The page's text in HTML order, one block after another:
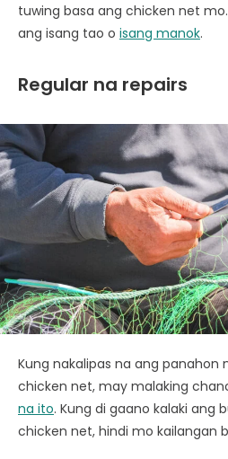
tuwing basa ang chicken net
ang isang tao o isang manok.
Regular na repairs
Kung nakalipas na ang panahon
chicken net, may malaking
na ito. Kung di gaano kalaki ang
chicken net, hindi mo kailangan